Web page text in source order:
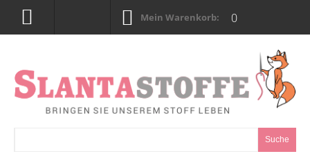
Mein Warenkorb: 0
Suche